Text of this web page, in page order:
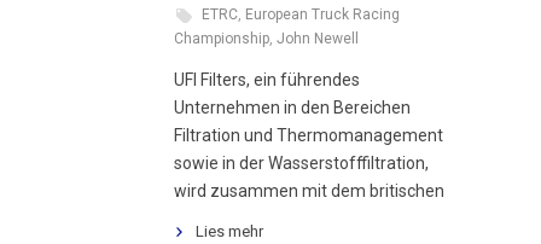
ETRC, European Truck Racing
Championship, John Newell
UFI Filters, ein führendes
Unternehmen in den Bereichen
Filtration und Thermomanagement
sowie in der Wasserstofffiltration,
wird zusammen mit dem britischen
Lies mehr